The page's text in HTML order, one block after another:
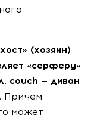
(хозяин)
«серферу»
couch — диван
Причем
может